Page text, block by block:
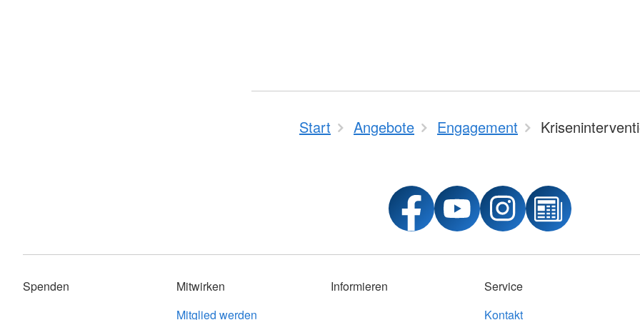
Start Angebote Engagement
Spenden
Mitwirken
Mitglied werden
Informieren
Service
Kontakt